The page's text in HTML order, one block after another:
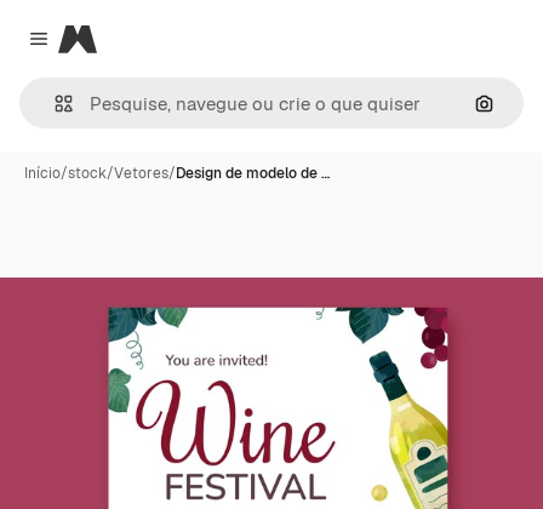
Close menu
Magnific
Início/stock/Vetores/Design de modelo de …